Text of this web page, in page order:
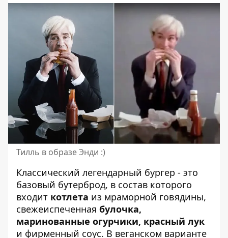
Тилль в образе Энди :)
Классический легендарный бургер - это
базовый бутерброд, в состав которого
входит котлета из мраморной говядины,
свежеиспеченная булочка,
маринованные огурчики, красный лук
и фирменный соус. В веганском варианте